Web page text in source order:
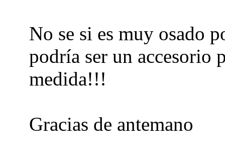
No se si es muy osado
podría ser un accesorio
medida!!!
Gracias de antemano